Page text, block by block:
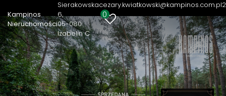
Kampinos
Nieruchomości
Sierakowska
6
05-080
Izabelin C
cezary.kwiatkowski@kampinos.com.pl
0